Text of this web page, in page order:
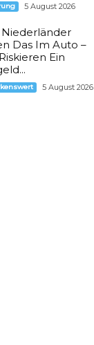
5 August 2026
Niederländer
Das Im Auto –
Ein
5 August 2026